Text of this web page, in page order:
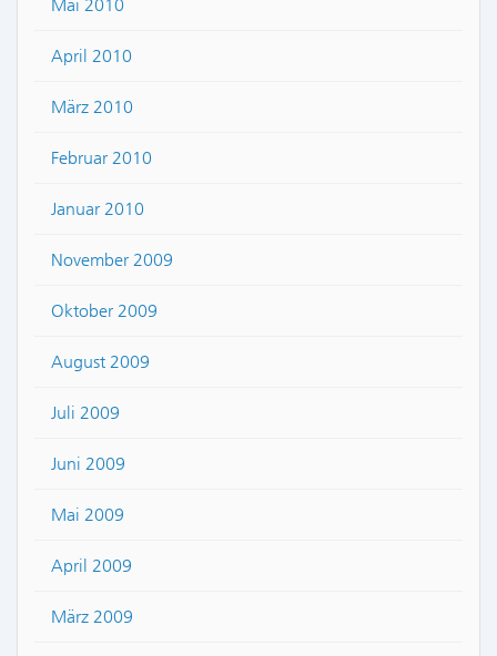
Mai 2010
April 2010
März 2010
Februar 2010
Januar 2010
November 2009
Oktober 2009
August 2009
Juli 2009
Juni 2009
Mai 2009
April 2009
März 2009